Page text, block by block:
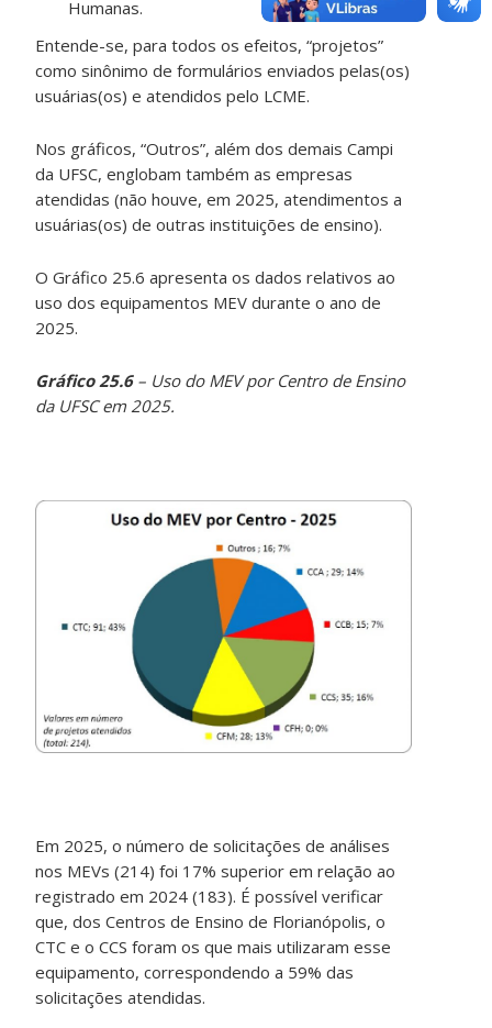
Humanas.
Entende-se, para todos os efeitos, “projetos”
como sinônimo de formulários enviados pelas(os)
usuárias(os) e atendidos pelo LCME.
Nos gráficos, “Outros”, além dos demais Campi
da UFSC, englobam também as empresas
atendidas (não houve, em 2025, atendimentos a
usuárias(os) de outras instituições de ensino).
O Gráfico 25.6 apresenta os dados relativos ao
uso dos equipamentos MEV durante o ano de
2025.
Gráfico 25.6– Uso do MEV por Centro de Ensino
da UFSC em 2025.
Em 2025, o número de solicitações de análises
nos MEVs (214) foi 17% superior em relação ao
registrado em 2024 (183). É possível verificar
que, dos Centros de Ensino de Florianópolis, o
CTC e o CCS foram os que mais utilizaram esse
equipamento, correspondendo a 59% das
solicitações atendidas.